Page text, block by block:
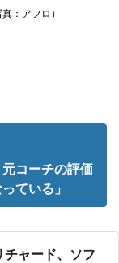
：アフロ）
コーチの評価
ている」
ャード、ソフ